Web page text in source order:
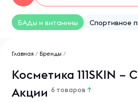
БАДы и витамины Спортивное
Главная / Бренды /
Косметика 111SKIN –
Акции 6 товаров ↑